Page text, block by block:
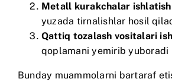
Metall kurakchalar ishlatish
yuzada tirnalishlar hosil
Qattiq tozalash vositalari
qoplamani yemirib yuboradi
Bunday muammolarni bartaraf